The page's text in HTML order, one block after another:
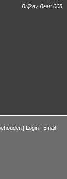
Brijkey Beat: 008
| Login | Email